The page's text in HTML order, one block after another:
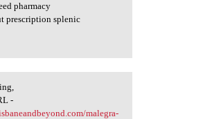
pharmacy
prescription splenic
-
malegra-